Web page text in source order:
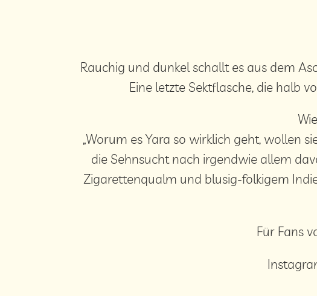
Rauchig und dunkel schallt es aus dem
Eine letzte Sektflasche, die halb
„Worum es Yara so wirklich geht, wollen
die Sehnsucht nach irgendwie allem
Zigarettenqualm und blusig-folkigem
Für Fans